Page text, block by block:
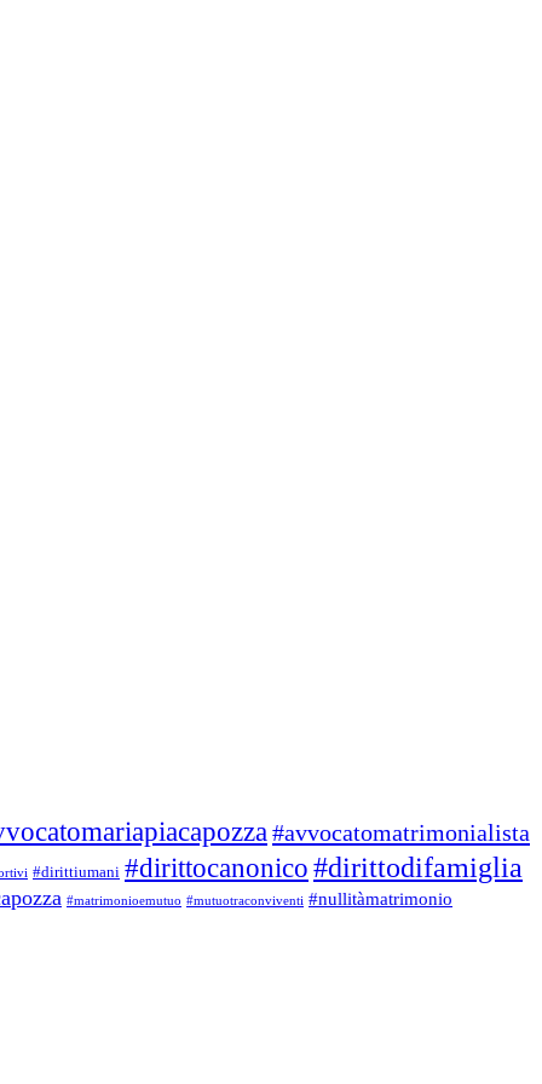
#avvocatomatrimonialista
#dirittiumani #dirittocanonico #dirittodifamiglia
#matrimonioemutuo #mutuotraconviventi #nullitàmatrimonio